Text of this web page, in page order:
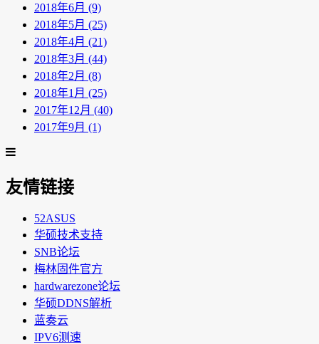
2018年6月 (9)
2018年5月 (25)
2018年4月 (21)
2018年3月 (44)
2018年2月 (8)
2018年1月 (25)
2017年12月 (40)
2017年9月 (1)
友情链接
52ASUS
华硕技术支持
SNB论坛
梅林固件官方
hardwarezone论坛
华硕DDNS解析
蓝奏云
IPV6测速